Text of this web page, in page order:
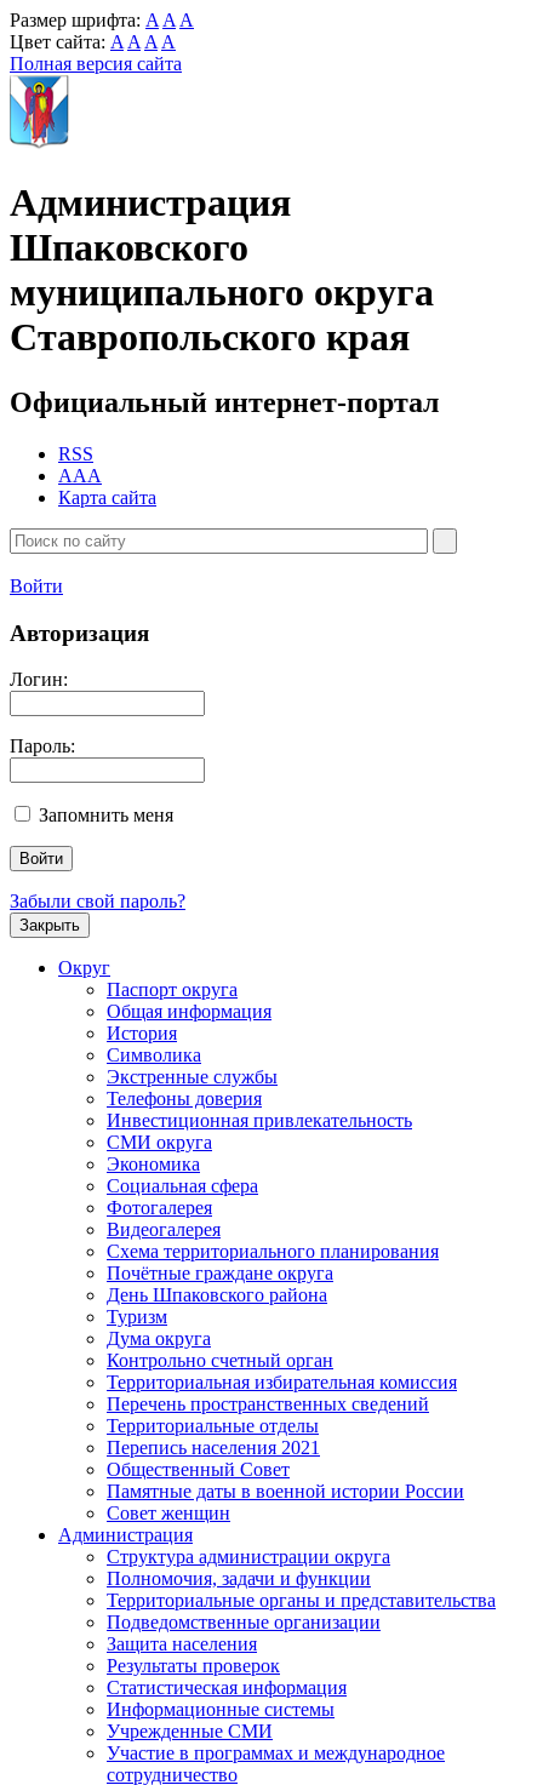
Размер шрифта: A A A
Цвет сайта: A A A A
Полная версия сайта
Администрация
Шпаковского
муниципального округа
Ставропольского края
Официальный интернет-портал
RSS
AAA
Карта сайта
Войти
Авторизация
Логин:
Пароль:
Запомнить меня
Забыли свой пароль?
Закрыть
Округ
Паспорт округа
Общая информация
История
Символика
Экстренные службы
Телефоны доверия
Инвестиционная привлекательность
СМИ округа
Экономика
Социальная сфера
Фотогалерея
Видеогалерея
Схема территориального планирования
Почётные граждане округа
День Шпаковского района
Туризм
Дума округа
Контрольно счетный орган
Территориальная избирательная комиссия
Перечень пространственных сведений
Территориальные отделы
Перепись населения 2021
Общественный Совет
Памятные даты в военной истории России
Совет женщин
Администрация
Структура администрации округа
Полномочия, задачи и функции
Территориальные органы и представительства
Подведомственные организации
Защита населения
Результаты проверок
Статистическая информация
Информационные системы
Учрежденные СМИ
Участие в программах и международное
сотрудничество